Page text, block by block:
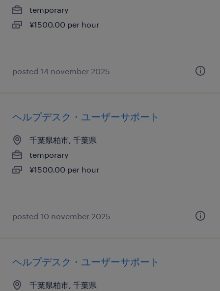
temporary
¥1500.00 per hour
posted 14 november 2025
ヘルプデスク・ユーザーサポート
千葉県柏市, 千葉県
temporary
¥1500.00 per hour
posted 10 november 2025
ヘルプデスク・ユーザーサポート
千葉県柏市, 千葉県